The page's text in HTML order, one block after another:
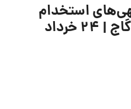
استخدام
انتشارات بین‌المللی گاج | ۲۴ خرداد